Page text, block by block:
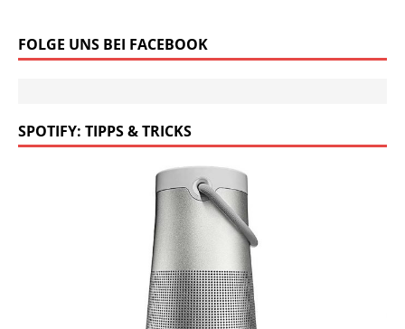
FOLGE UNS BEI FACEBOOK
SPOTIFY: TIPPS & TRICKS